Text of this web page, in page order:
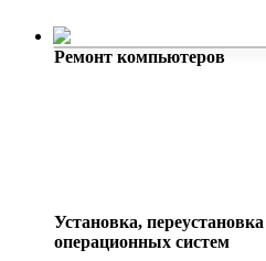
Ремонт компьютеров
Установка, переустановка
операционных систем